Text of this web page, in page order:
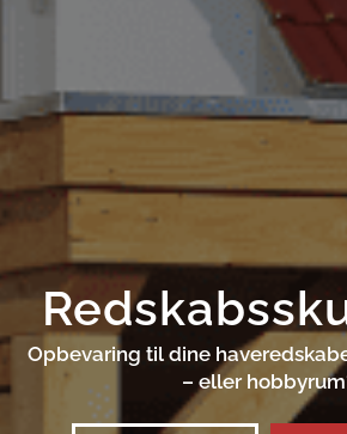
Opbevaring til dine
– eller